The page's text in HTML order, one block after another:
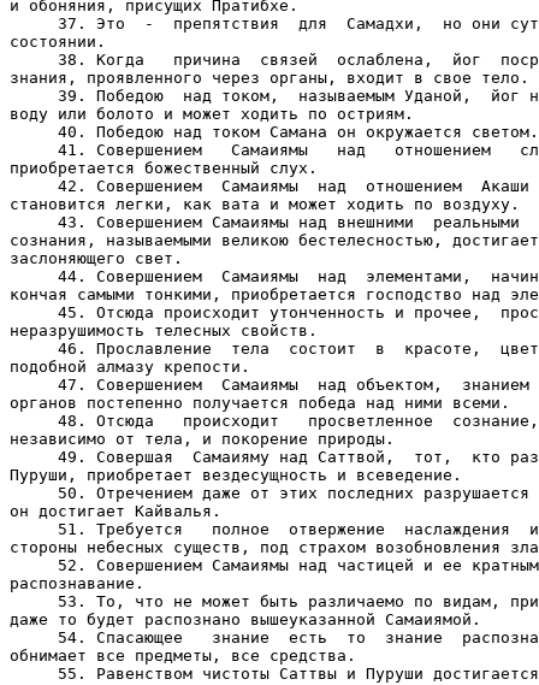
и обоняния, присущих Пратибхе.
37. Это  -  препятствия  для  Самадхи,  но они
состоянии.
38. Когда   причина  связей  ослаблена,  йог
знания, проявленного через органы, входит в свое тело.
39. Победою  над током,  называемым Уданой,  йог
воду или болото и может ходить по остриям.
     40. Победою над током Самана он окружается светом.
41. Совершением   Самаиямы   над   отношением
приобретается божественный слух.
42. Совершением  Самаиямы  над  отношением  Акаши
становится легки, как вата и может ходить по воздуху.
43. Совершением Самаиямы над внешними  реальными
сознания, называемыми великою бестелесностью,
заслоняющего свет.
44. Совершением  Самаиямы  над  элементами,
кончая самыми тонкими, приобретается господство над
45. Отсюда происходит утонченность и прочее,
неразрушимость телесных свойств.
46. Прославление  тела  состоит  в  красоте,
подобной алмазу крепости.
47. Совершением  Самаиямы  над объектом,  знанием
органов постепенно получается победа над ними всеми.
48. Отсюда   происходит   просветленное
независимо от тела, и покорение природы.
49. Совершая  Самаияму над Саттвой,  тот,  кто
Пуруши, приобретает вездесущность и всеведение.
50. Отречением даже от этих последних разрушается
он достигает Кайвалья.
51. Требуется   полное  отвержение  наслаждения
стороны небесных существ, под страхом возобновления
52. Совершением Самаиямы над частицей и ее
распознавание.
53. То, что не может быть различаемо по видам,
даже то будет распознано вышеуказанной Самаиямой.
54. Спасающее   знание  есть  то  знание
обнимает все предметы, все средства.
55. Равенством чистоты Саттвы и Пуруши